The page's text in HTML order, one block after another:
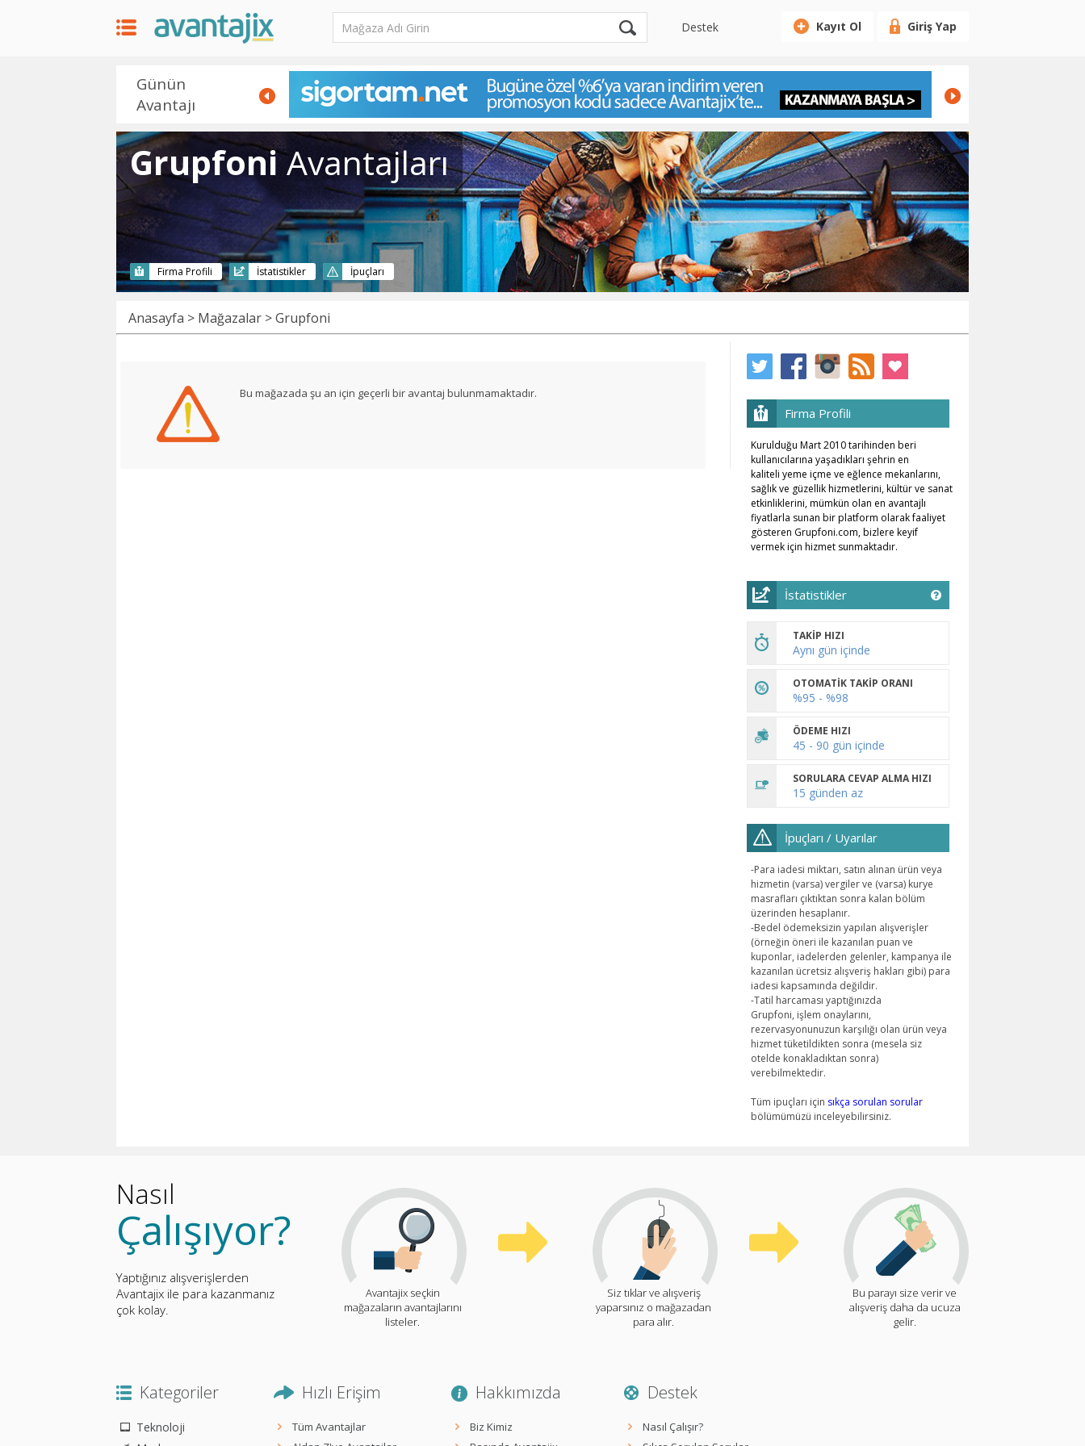
Destek Kayıt Ol Giriş Yap
Günün
Avantajı
GrupfoniAvantajları
Firma Profili İstatistikler İpuçları
Anasayfa > Mağazalar > Grupfoni
Bu mağazada şu an için geçerli bir avantaj bulunmamaktadır.
Firma Profili
Kurulduğu Mart 2010tarihinden beri
kullanıcılarına yaşadıkları şehrin en
kaliteli yeme içme ve eğlence mekanlarını,
sağlıkve güzellikhizmetlerini,kültürve sanat
etkinliklerini,mümkün olan en avantajlı
fiyatlarla sunan birplatform olarakfaaliyet
gösteren Grupfoni.com, bizlere keyif
vermek için hizmet sunmaktadır.
İstatistikler
TAKİP HIZI
Aynı gün içinde
OTOMATİK TAKİP ORANI
%95 - %98
ÖDEME HIZI
45 - 90 gün içinde
SORULARA CEVAP ALMA HIZI
15 günden az
İpuçları / Uyarılar
-Para iadesi miktarı, satın alınan ürün veya
hizmetin (varsa)vergilerve (varsa) kurye
masrafları çıktıktan sonra kalan bölüm
üzerinden hesaplanır.
-Bedel ödemeksizin yapılan alışverişler
(örneğin öneri ile kazanılan puan ve
kuponlar, iadelerden gelenler, kampanya ile
kazanılan ücretsiz alışveriş hakları gibi) para
iadesi kapsamında değildir.
-Tatil harcaması yaptığınızda
Grupfoni, işlem onaylarını,
rezervasyonunuzun karşılığı olan ürün veya
hizmet tüketildikten sonra (mesela siz
otelde konakladıktan sonra)
verebilmektedir.
Tüm ipuçları için sıkça sorulan sorular
bölümümüzü inceleyebilirsiniz.
Nasıl
Çalışıyor?
Yaptığınız alışverişlerden
Avantajix ile para kazanmanız
çok kolay.
Avantajix seçkin
mağazaların avantajlarını
listeler.
Siz tıklar ve alışveriş
yaparsınız o mağazadan
para alır.
Bu parayı size verir ve
alışveriş daha da ucuza
gelir.
Kategoriler
Teknoloji
Hızlı Erişim
Tüm Avantajlar
Hakkımızda
Biz Kimiz
Destek
Nasıl Çalışır?